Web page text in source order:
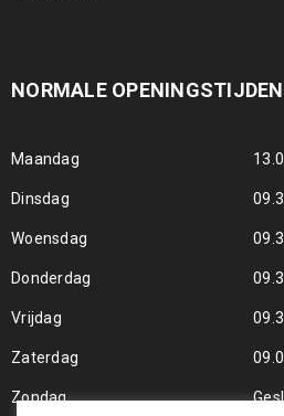
NORMALE
Maandag
Dinsdag
Woensdag
Donderdag
Vrijdag
Zaterdag
Zondag